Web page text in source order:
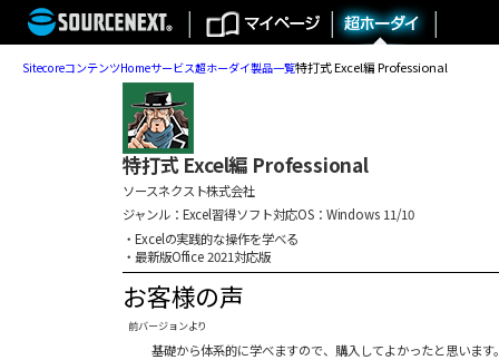
SitecoreコンテンツHomeサービス超ホーダイ製品一覧特打式 Excel編 Professional
特打式 Excel編 Professional
ソースネクスト株式会社
ジャンル：Excel習得ソフト対応OS：Windows 11/10
・Excelの実践的な操作を学べる
・最新版Office 2021対応版
お客様の声
前バージョンより
基礎から体系的に学べますので、購入してよかったと思います